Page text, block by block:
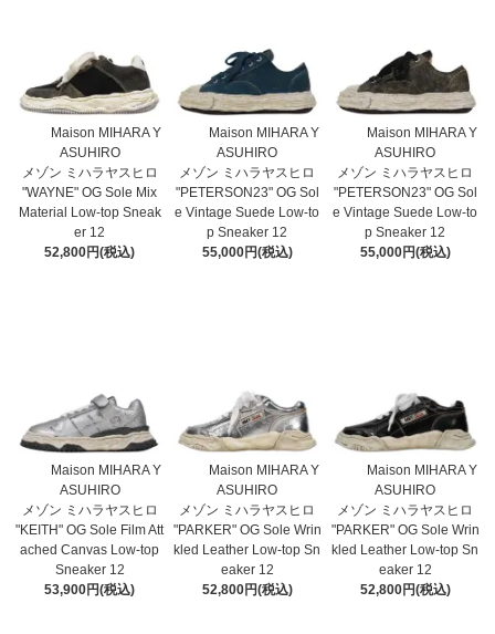
Maison MIHARA Y
ASUHIRO
メゾン ミハラヤスヒロ
"WAYNE" OG Sole Mix
Material Low-top Sneak
er 12
52,800円(税込)
Maison MIHARA Y
ASUHIRO
メゾン ミハラヤスヒロ
"PETERSON23" OG Sol
e Vintage Suede Low-to
p Sneaker 12
55,000円(税込)
Maison MIHARA Y
ASUHIRO
メゾン ミハラヤスヒロ
"PETERSON23" OG Sol
e Vintage Suede Low-to
p Sneaker 12
55,000円(税込)
Maison MIHARA Y
ASUHIRO
メゾン ミハラヤスヒロ
"KEITH" OG Sole Film Att
ached Canvas Low-top
Sneaker 12
53,900円(税込)
Maison MIHARA Y
ASUHIRO
メゾン ミハラヤスヒロ
"PARKER" OG Sole Wrin
kled Leather Low-top Sn
eaker 12
52,800円(税込)
Maison MIHARA Y
ASUHIRO
メゾン ミハラヤスヒロ
"PARKER" OG Sole Wrin
kled Leather Low-top Sn
eaker 12
52,800円(税込)